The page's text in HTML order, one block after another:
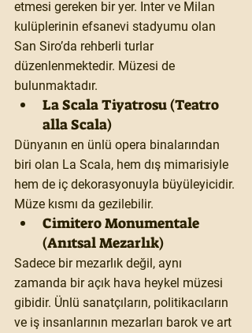
etmesi gereken bir yer. Inter ve Milan
kulüplerinin efsanevi stadyumu olan
San Siro’da rehberli turlar
düzenlenmektedir. Müzesi de
bulunmaktadır.
La Scala Tiyatrosu (Teatro
alla Scala)
Dünyanın en ünlü opera binalarından
biri olan La Scala, hem dış mimarisiyle
hem de iç dekorasyonuyla büyüleyicidir.
Müze kısmı da gezilebilir.
Cimitero Monumentale
(Anıtsal Mezarlık)
Sadece bir mezarlık değil, aynı
zamanda bir açık hava heykel müzesi
gibidir. Ünlü sanatçıların, politikacıların
ve iş insanlarının mezarları barok ve art